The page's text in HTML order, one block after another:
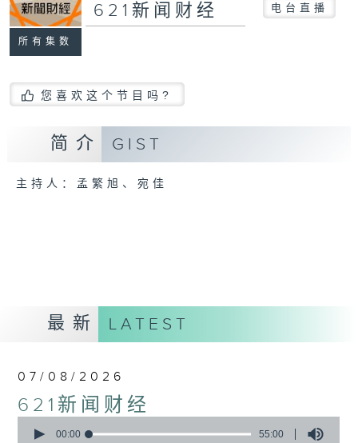
所有集数
621新闻财经 电台直播
您喜欢这个节目吗?
简介 GIST
主持人：孟繁旭、宛佳
最新 LATEST
07/08/2026
621新闻财经
seconds
00:00 55:00